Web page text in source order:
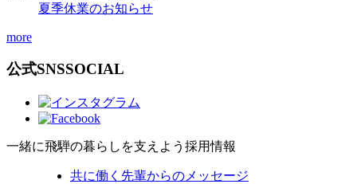
夏季休業のお知らせ
more
公式SNSSOCIAL
一緒に飛騨の暮らしを支えよう 採用情報
共に働く先輩からのメッセージ